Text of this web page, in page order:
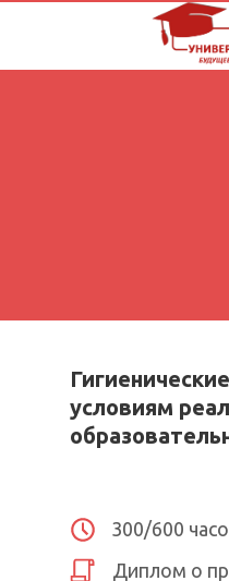
условиям
300/600
Диплом о